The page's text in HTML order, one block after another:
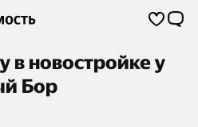
в новостройке у
Бор